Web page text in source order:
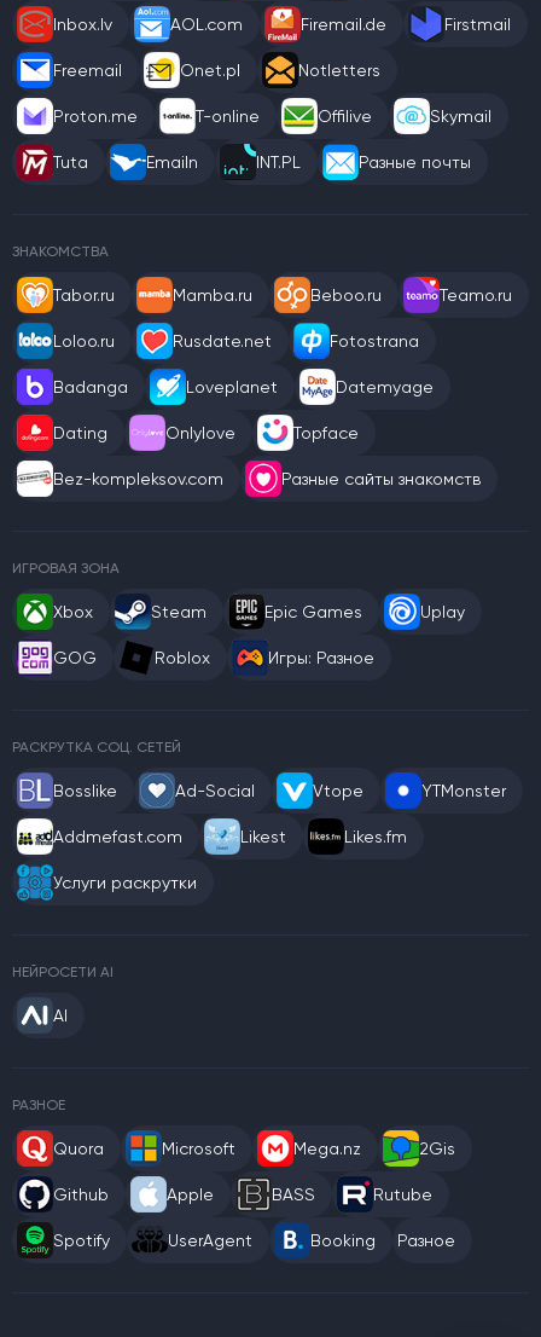
Inbox.lv AOL.com Firemail.de Firstmail
Freemail Onet.pl Notletters
Proton.me T-online Offilive Skymail
Tuta Emailn INT.PL Разные почты
ЗНАКОМСТВА
Tabor.ru Mamba.ru Beboo.ru Teamo.ru
Loloo.ru Rusdate.net Fotostrana
Badanga Loveplanet Datemyage
Dating Onlylove Topface
Bez-kompleksov.com Разные сайты знакомств
ИГРОВАЯ ЗОНА
Xbox Steam Epic Games Uplay
GOG Roblox Игры: Разное
РАСКРУТКА СОЦ. СЕТЕЙ
Bosslike Ad-Social Vtope YTMonster
Addmefast.com Likest Likes.fm
Услуги раскрутки
НЕЙРОСЕТИ AI
AI
РАЗНОЕ
Quora Microsoft Mega.nz 2Gis
Github Apple BASS Rutube
Spotify UserAgent Booking Разное